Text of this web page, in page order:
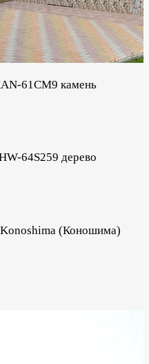
61CM9 камень
64S259 дерево
(Коношима)